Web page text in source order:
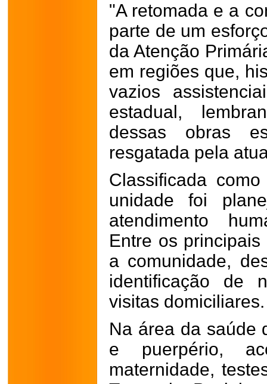
"A retomada e a
parte de um
da Atenção
em regiões que,
vazios
estadual,
dessas obras
resgatada pela
Classificada
unidade foi
atendimento
Entre os
a comunidade,
identificação de
visitas domiciliares.
Na área da saúde
e puerpério,
maternidade,